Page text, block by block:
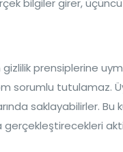
bilgiler girer,
prensiplerine
sorumlu tutulamaz.
saklayabilirler.